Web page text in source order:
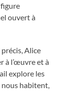
ouvert à
Alice
à l’œuvre et à
explore les
habitent,